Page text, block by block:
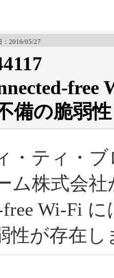
2016/05/27
free
備の脆弱性
・ティ・
ム株式会社
free Wi-Fi
性が存在し